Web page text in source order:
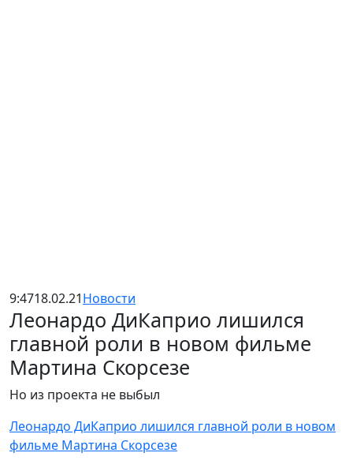
9:4718.02.21Новости
Леонардо ДиКаприо лишился
главной роли в новом фильме
Мартина Скорсезе
Но из проекта не выбыл
Леонардо ДиКаприо лишился главной роли в новом
фильме Мартина Скорсезе